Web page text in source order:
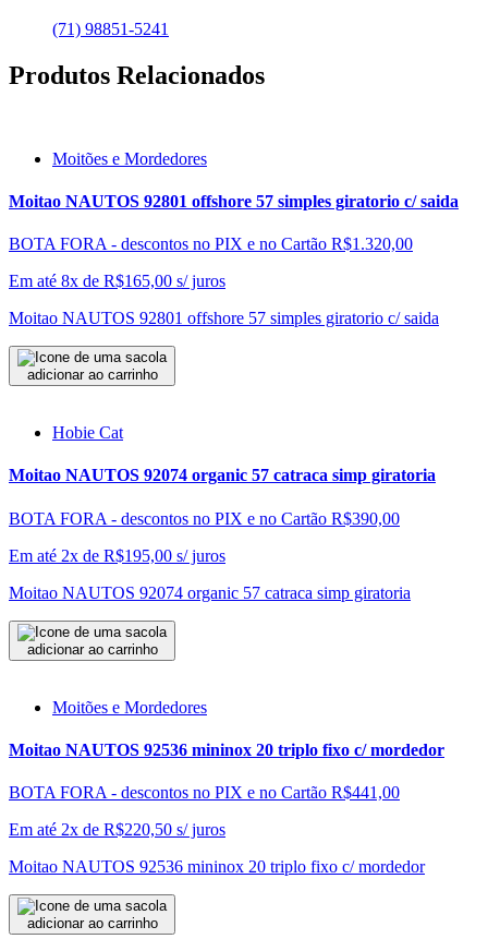
(71) 98851-5241
Produtos Relacionados
Moitões e Mordedores
Moitao NAUTOS 92801 offshore 57 simples giratorio c/ saida
BOTA FORA - descontos no PIX e no Cartão R$1.320,00
Em até 8x de R$165,00 s/ juros
Moitao NAUTOS 92801 offshore 57 simples giratorio c/ saida
adicionar ao carrinho
Hobie Cat
Moitao NAUTOS 92074 organic 57 catraca simp giratoria
BOTA FORA - descontos no PIX e no Cartão R$390,00
Em até 2x de R$195,00 s/ juros
Moitao NAUTOS 92074 organic 57 catraca simp giratoria
adicionar ao carrinho
Moitões e Mordedores
Moitao NAUTOS 92536 mininox 20 triplo fixo c/ mordedor
BOTA FORA - descontos no PIX e no Cartão R$441,00
Em até 2x de R$220,50 s/ juros
Moitao NAUTOS 92536 mininox 20 triplo fixo c/ mordedor
adicionar ao carrinho